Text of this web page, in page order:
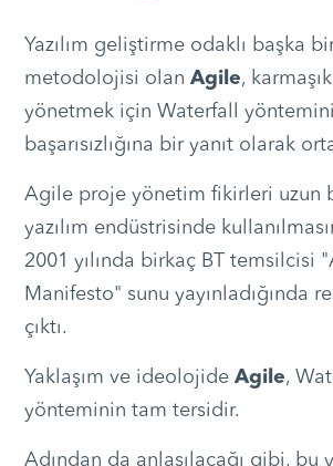
Yazılım geliştirme odaklı başka
metodolojisi olan Agile,
yönetmek için Waterfall
başarısızlığına bir yanıt olarak
Agile proje yönetim fikirleri uzun
yazılım endüstrisinde
2001 yılında birkaç BT temsilcisi
Manifesto" sunu yayınladığında
çıktı.
Yaklaşım ve ideolojide Agile,
yönteminin tam tersidir.
Adından da anlaşılacağı gibi, bu